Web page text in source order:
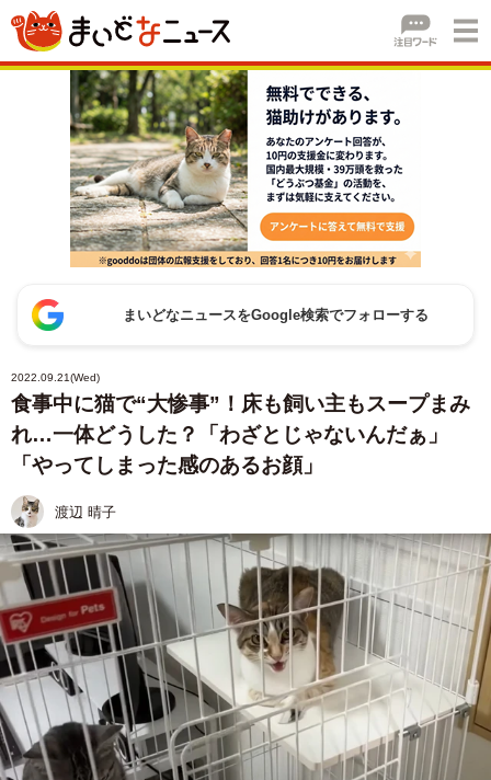
まいどなニュースをGoogle検索でフォローする
2022.09.21(Wed)
食事中に猫で“大惨事”！床も飼い主もスープまみ
れ…一体どうした？「わざとじゃないんだぁ」
「やってしまった感のあるお顔」
渡辺 晴子